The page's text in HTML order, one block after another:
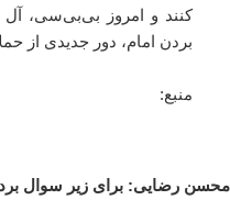
کنند و امروز بی‌بی‌سی،
بردن امام، دور جدیدی از
منبع:
محسن رضایی: برای زیر سوال